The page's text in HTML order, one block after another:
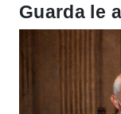
Guarda le